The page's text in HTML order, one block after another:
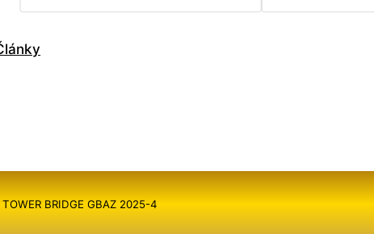
BRIDGE GBAZ 2025-4